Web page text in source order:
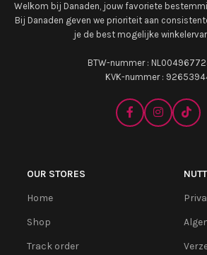
Welkom bij Danaden, jouw favoriete
Bij Danaden geven we prioriteit aan
je de best mogelijke
BTW-nummer :
KVK-nummer :
OUR STORES
Home
Shop
Track order